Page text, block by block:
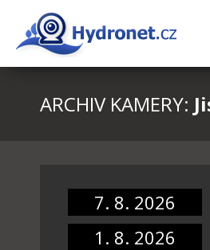
ARCHIV KAMERY:
7. 8. 2026
1. 8. 2026